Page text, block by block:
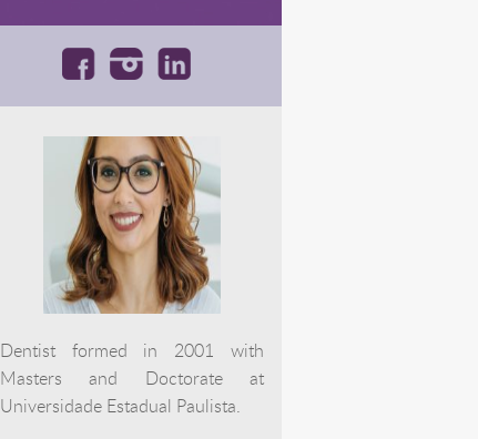
Dentist formed in 2001 with
Masters and Doctorate at
Universidade Estadual Paulista.